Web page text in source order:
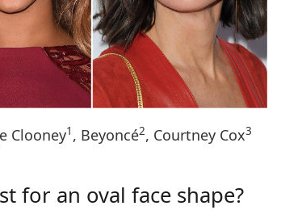
Clooney1 , Beyoncé2, Courtney Cox3
for an oval face shape?